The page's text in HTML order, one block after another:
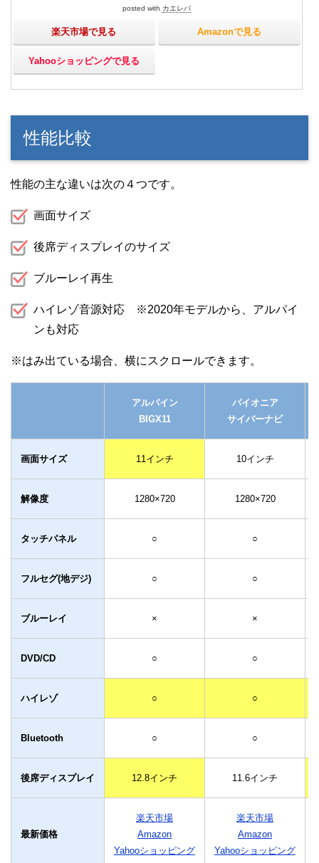
posted with カエレバ
楽天市場で見る Amazonで見る
Yahooショッピングで見る
性能比較
性能の主な違いは次の４つです。
画面サイズ
後席ディスプレイのサイズ
ブルーレイ再生
ハイレゾ音源対応 ※2020年モデルから、アルパイ
ンも対応
アルパイン
BIGX11
パイオニア
サイバーナビ
画面サイズ 11インチ 10インチ
解像度 1280×720 1280×720
タッチパネル ○ ○
フルセグ(地デジ) ○ ○
ブルーレイ × ×
DVD/CD ○ ○
ハイレゾ ○ ○
Bluetooth ○ ○
後席ディスプレイ 12.8インチ 11.6インチ
最新価格
楽天市場
Amazon
Yahooショッピング
楽天市場
Amazon
Yahooショッピング